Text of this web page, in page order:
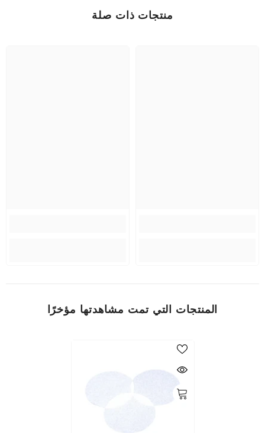
منتجات ذات صلة
المنتجات التي تمت مشاهدتها مؤخرًا